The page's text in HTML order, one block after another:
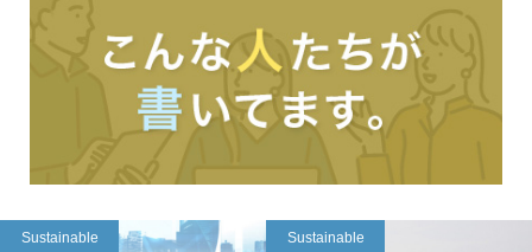
Sustainable Sustainable